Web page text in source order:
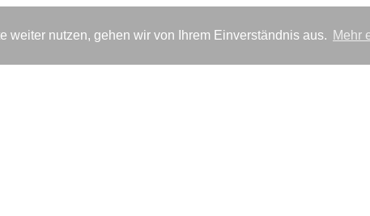
weiter nutzen, gehen wir von Ihrem Einverständnis aus. Mehr